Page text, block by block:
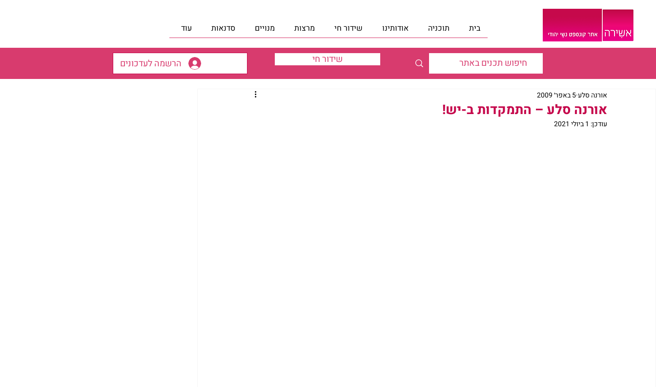
בית תוכניה אודותינו שידור חי מרצות מנויים סדנאות עוד
הרשמה לעדכונים שידור חי
אורנה סלע – התמקדות ב-יש!
אורנה סלע5 באפר׳ 2009
עודכן: 1 ביולי 2021